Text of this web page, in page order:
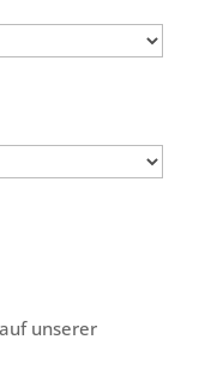
unserer